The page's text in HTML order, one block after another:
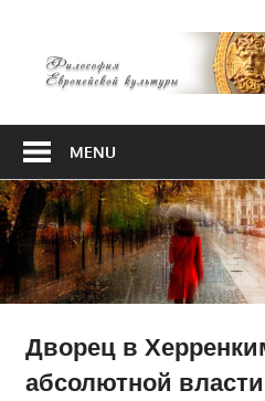
content
Европейской
MENU
Дворец в
абсолютной власти